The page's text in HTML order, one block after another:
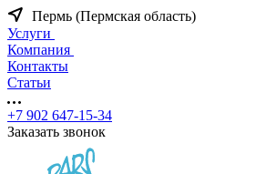
Пермь (Пермская область)
Услуги
Компания
Контакты
Статьи
+7 902 647-15-34
Заказать звонок